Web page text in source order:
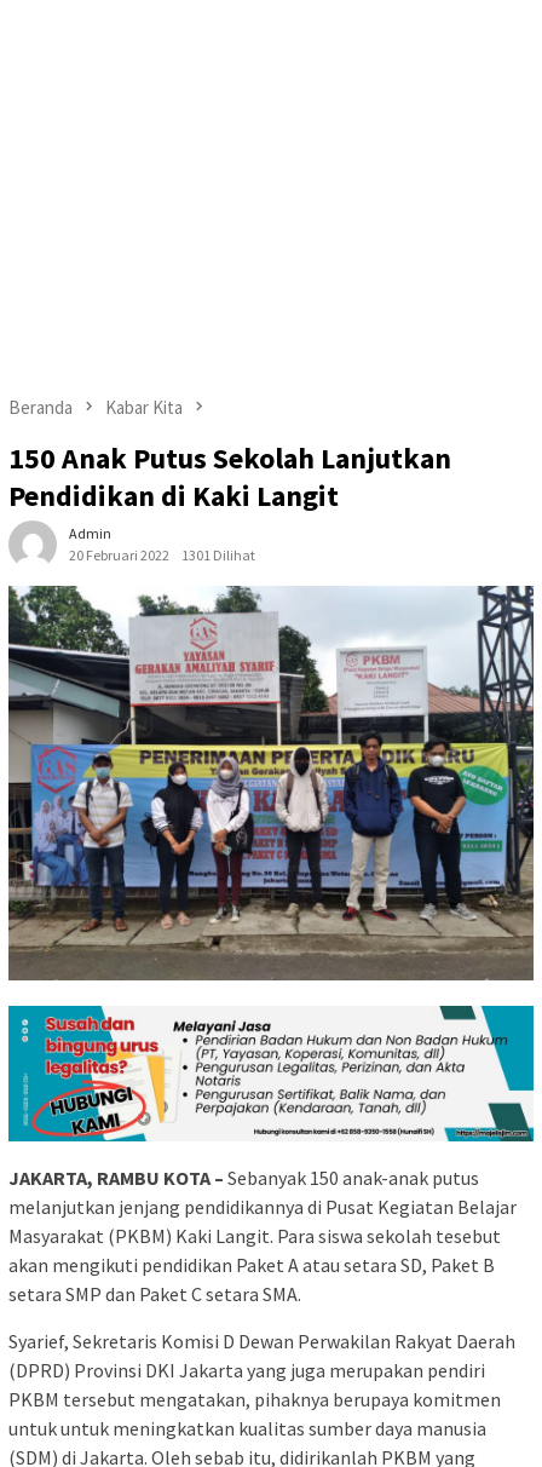
Beranda Kabar Kita
150 Anak Putus Sekolah Lanjutkan
Pendidikan di Kaki Langit
Admin
20 Februari 2022
1301 Dilihat
JAKARTA, RAMBU KOTA – Sebanyak 150 anak-anak putus
melanjutkan jenjang pendidikannya di Pusat Kegiatan Belajar
Masyarakat (PKBM) Kaki Langit. Para siswa sekolah tesebut
akan mengikuti pendidikan Paket A atau setara SD, Paket B
setara SMP dan Paket C setara SMA.
Syarief, Sekretaris Komisi D Dewan Perwakilan Rakyat Daerah
(DPRD) Provinsi DKI Jakarta yang juga merupakan pendiri
PKBM tersebut mengatakan, pihaknya berupaya komitmen
untuk untuk meningkatkan kualitas sumber daya manusia
(SDM) di Jakarta. Oleh sebab itu, didirikanlah PKBM yang